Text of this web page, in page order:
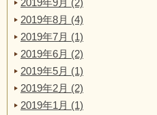
2019年8月 (4)
2019年7月 (1)
2019年6月 (2)
2019年5月 (1)
2019年2月 (2)
2019年1月 (1)